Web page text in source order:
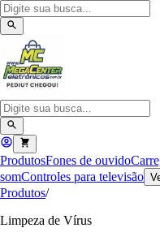
ProdutosFones de ouvido
somControles para televisão
Produtos/
Limpeza de Vírus